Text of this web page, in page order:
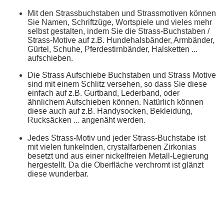
Mit den Strassbuchstaben und Strassmotiven können
Sie Namen, Schriftzüge, Wortspiele und vieles mehr
selbst gestalten, indem Sie die Strass-Buchstaben /
Strass-Motive auf z.B. Hundehalsbänder, Armbänder,
Gürtel, Schuhe, Pferdestirnbänder, Halsketten ...
aufschieben.
Die Strass Aufschiebe Buchstaben und Strass Motive
sind mit einem Schlitz versehen, so dass Sie diese
einfach auf z.B. Gurtband, Lederband, oder
ähnlichem Aufschieben können. Natürlich können
diese auch auf z.B. Handysocken, Bekleidung,
Rucksäcken ... angenäht werden.
Jedes Strass-Motiv und jeder Strass-Buchstabe ist
mit vielen funkelnden, crystalfarbenen Zirkonias
besetzt und aus einer nickelfreien Metall-Legierung
hergestellt. Da die Oberfläche verchromt ist glänzt
diese wunderbar.